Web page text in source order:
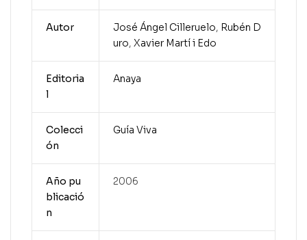
Autor José Ángel Cilleruelo, Rubén D
uro, Xavier Martí i Edo
Editoria
l
Anaya
Colecci
ón
Guía Viva
Año pu
blicació
n
2006